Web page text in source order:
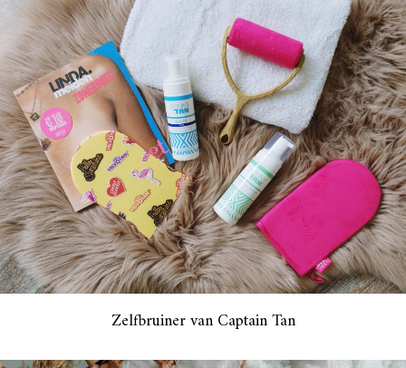
Zelfbruiner van Captain Tan